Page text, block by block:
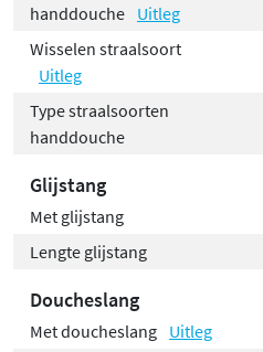
handdouche Uitleg
Wisselen straalsoort
Uitleg
Type straalsoorten
handdouche
Glijstang
Met glijstang
Lengte glijstang
Doucheslang
Met doucheslang Uitleg